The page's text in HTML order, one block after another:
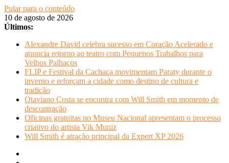
Pular para o conteúdo
10 de agosto de 2026
Últimos:
Alexandre David celebra sucesso em Coração Acelerado e
anuncia retorno ao teatro com Pequenos Trabalhos para
Velhos Palhaços
FLIP e Festival da Cachaça movimentam Paraty durante o
inverno e reforçam a cidade como destino de cultura e
tradição
Otaviano Costa se encontra com Will Smith em momento de
descontração
Oficinas gratuitas no Museu Nacional apresentam o processo
criativo do artista Vik Muniz
Will Smith é atração principal da Expert XP 2026